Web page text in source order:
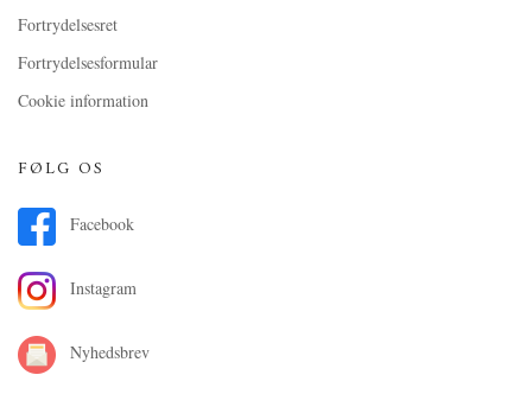
Fortrydelsesret
Fortrydelsesformular
Cookie information
FØLG OS
Facebook
Instagram
Nyhedsbrev